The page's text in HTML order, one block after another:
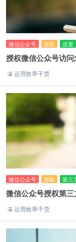
微信公众号 授权 设置
授权微信公众号访
运营效率干货
微信公众号 授权 第三
微信公众号授权第
运营效率干货